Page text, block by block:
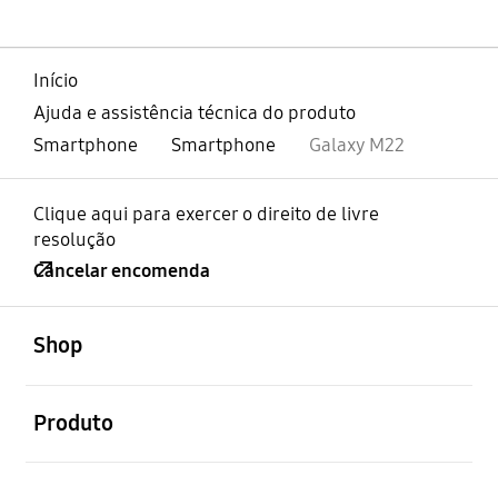
Início
Ajuda e assistência técnica do produto
Smartphone
Smartphone Galaxy M22
Clique aqui para exercer o direito de livre
resolução
Cancelar encomenda
Shop
Produto